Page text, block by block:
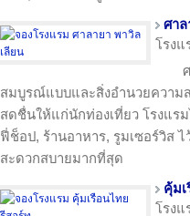
ศาล
โรง
สมบูรณ์แบบและสิ่งอำนวยความ
สดชื่นให้แก่นักท่องเที่ยว โรงแร
ฟี่ช็อป, ร้านอาหาร, รูมเซอร์วิส
สะดวกสบายมากที่สุด
คุ้ม
โรง